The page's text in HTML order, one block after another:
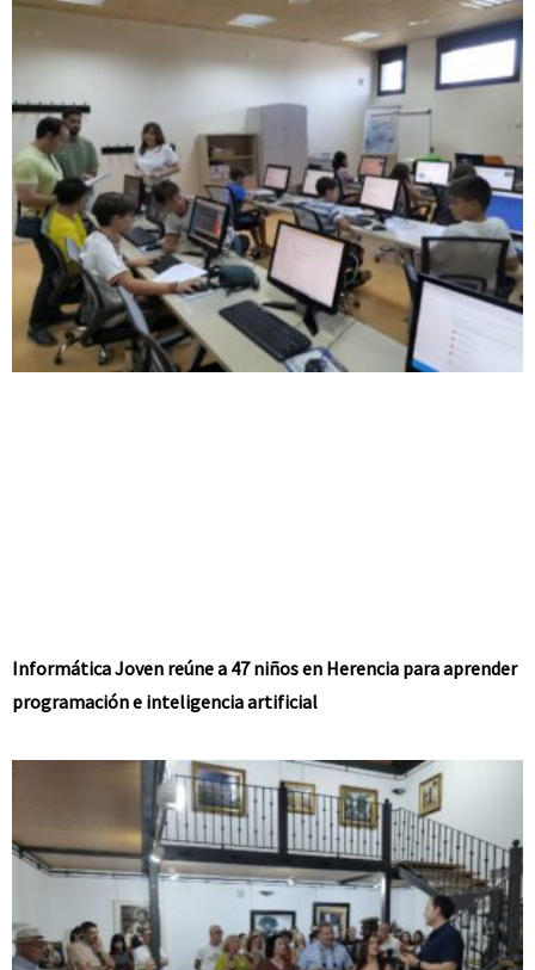
Informática Joven reúne a 47 niños en Herencia para aprender
programación e inteligencia artificial